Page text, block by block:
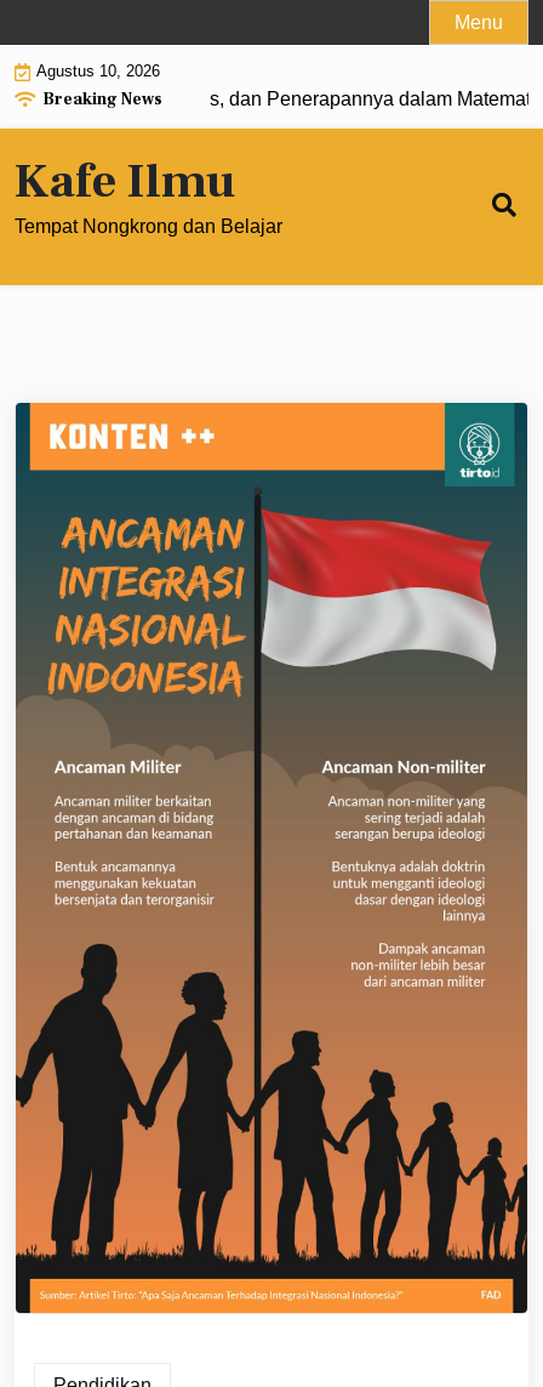
to
content
Menu
Agustus 10, 2026
Breaking NewsRumus, dan Penerapannya dalam Matematika
Kafe Ilmu
Tempat Nongkrong dan Belajar